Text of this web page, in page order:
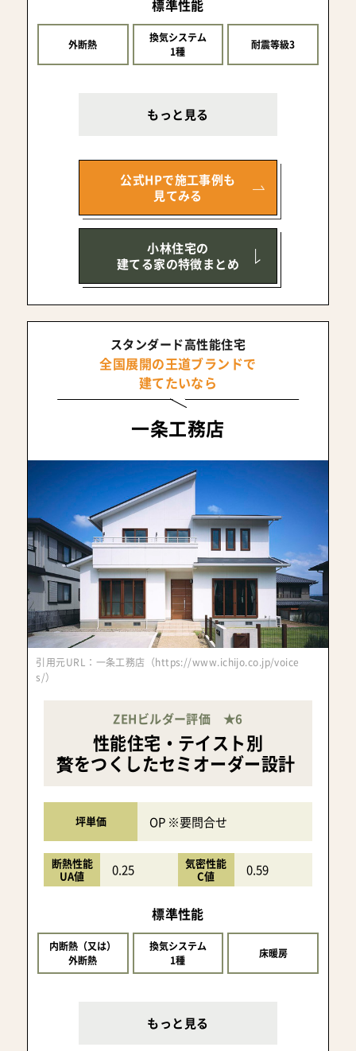
スタンダード高性能住宅
全国展開の王道ブランドで
建てたいなら
一条工務店
引用元URL：一条工務店（https://www.ichijo.co.jp/voice
s/）
ZEHビルダー評価 ★6
性能住宅・テイスト別
贅をつくしたセミオーダー設計
坪単価 OP ※要問合せ
断熱性能
UA値
0.25
気密性能
C値
0.59
標準性能
内断熱（又は）
外断熱
換気システム
1種
床暖房
もっと見る
標準性能
外断熱
換気システム
1種
耐震等級3
もっと見る
公式HPで施工事例も
見てみる
小林住宅の
建てる家の特徴まとめ